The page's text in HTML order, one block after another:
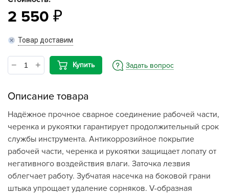
2 550
Товар доставим
Купить Задать вопрос
Описание товара
Надёжное прочное сварное соединение рабочей части,
черенка и рукоятки гарантирует продолжительный срок
службы инструмента. Антикоррозийное покрытие
рабочей части, черенка и рукоятки защищает лопату от
негативного воздействия влаги. Заточка лезвия
облегчает работу. Зубчатая насечка на боковой грани
штыка упрощает удаление сорняков. V-образная